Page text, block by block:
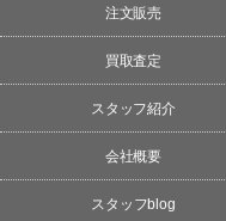
注文販売
買取査定
スタッフ紹介
会社概要
スタッフblog